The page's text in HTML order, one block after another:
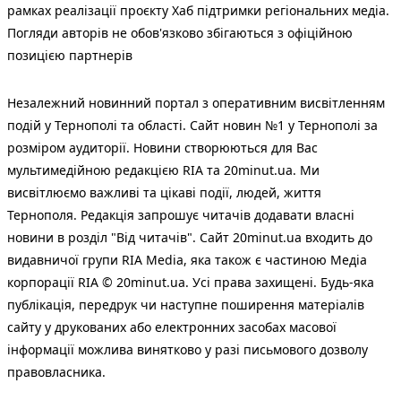
рамках реалізації проєкту Хаб підтримки регіональних медіа.
Погляди авторів не обов'язково збігаються з офіційною
позицією партнерів
Незалежний новинний портал з оперативним висвітленням
подій у Тернополі та області. Сайт новин №1 у Тернополі за
розміром аудиторії. Новини створюються для Вас
мультимедійною редакцією RIA та 20minut.ua. Ми
висвітлюємо важливі та цікаві події, людей, життя
Тернополя. Редакція запрошує читачів додавати власні
новини в розділ "Від читачів". Сайт 20minut.ua входить до
видавничої групи RIA Media, яка також є частиною Медіа
корпорації RIA © 20minut.ua. Усі права захищені. Будь-яка
публiкацiя, передрук чи наступне поширення матеріалів
сайту у друкованих або електронних засобах масової
інформації можлива винятково у разі письмового дозволу
правовласника.